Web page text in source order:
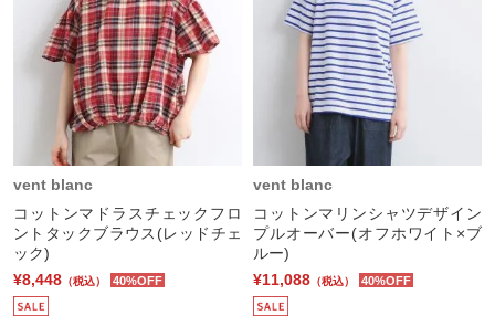
vent blanc
コットンマドラスチェックフロ
ントタックブラウス(レッドチェ
ック)
¥8,448 （税込） 40%OFF
vent blanc
コットンマリンシャツデザイン
プルオーバー(オフホワイト×ブ
ルー)
¥11,088 （税込） 40%OFF